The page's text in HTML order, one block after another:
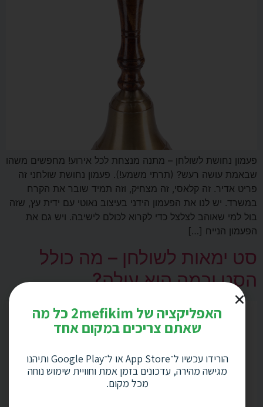
פעמון נחושת לשולחן – מתנה מנצחת לכל אירוע! מחפשים משהו
שבאמת עושה רעש? (תרתי משמע!). פעמון נחושת שולחני זה
פריט אדיר. זה קלאסי, זה מצחיק, וזה תמיד שובר את הקרח
במשרד. יש לנו את הפעמון הידני בעיצוב נאוטי עם ידית עץ, שזה
בול למי שאוהב לצלצל כדי לקרוא לכולם לישיבה. ויש גם את
הפעמון הנייח […]
סט ימאות לשולחן – מה כולל
הסט וכמה הוא עולה?
האפליקציה של 2mefikim כל מה
שאתם צריכים במקום אחד
הורידו עכשיו ל־App Store או ל־Google Play ותיהנו
מגישה מהירה, עדכונים בזמן אמת וחוויית שימוש נוחה
מכל מקום.